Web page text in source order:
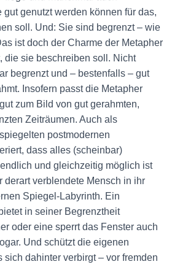
gut genutzt werden können für das,
soll. Und: Sie sind begrenzt – wie
ist doch der Charme der Metapher
die sie beschreiben soll. Nicht
begrenzt und – bestenfalls – gut
Insofern passt die Metapher
zum Bild von gut gerahmten,
Zeiträumen. Auch als
postmodernen
dass alles (scheinbar)
und gleichzeitig möglich ist
derart verblendete Mensch in ihr
Spiegel-Labyrinth. Ein
in seiner Begrenztheit
oder eine sperrt das Fenster auch
Und schützt die eigenen
sich dahinter verbirgt – vor fremden